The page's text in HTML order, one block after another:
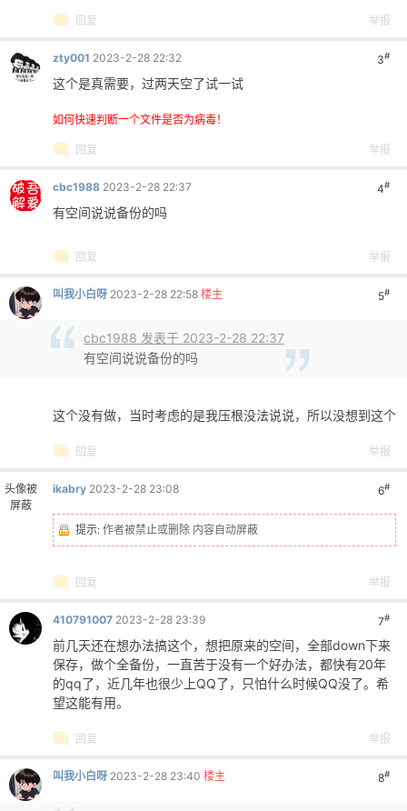
回复 举报
3#
zty001 2023-2-28 22:32
这个是真需要，过两天空了试一试
如何快速判断一个文件是否为病毒！
回复 举报
4#
cbc1988 2023-2-28 22:37
有空间说说备份的吗
回复 举报
5#
叫我小白呀 2023-2-28 22:58 楼主
cbc1988 发表于 2023-2-28 22:37
有空间说说备份的吗
这个没有做，当时考虑的是我压根没法说说，所以没想到这个
回复 举报
头像被
屏蔽
6#
ikabry 2023-2-28 23:08
提示: 作者被禁止或删除 内容自动屏蔽
回复 举报
7#
410791007 2023-2-28 23:39
前几天还在想办法搞这个，想把原来的空间，全部down下来
保存，做个全备份，一直苦于没有一个好办法，都快有20年
的qq了，近几年也很少上QQ了，只怕什么时候QQ没了。希
望这能有用。
回复 举报
8#
叫我小白呀 2023-2-28 23:40 楼主